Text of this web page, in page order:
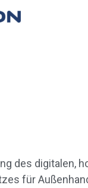
des digitalen,
für